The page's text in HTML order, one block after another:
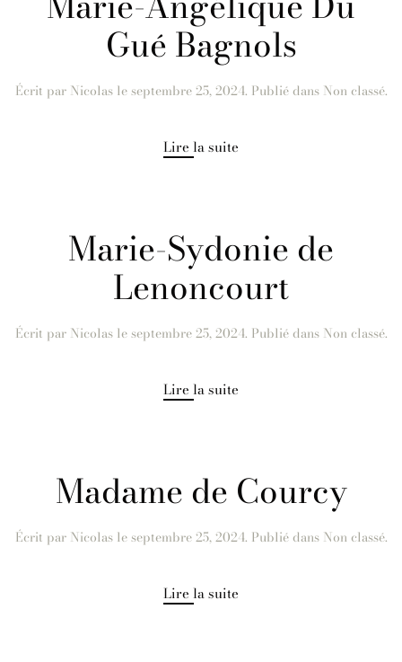
Gué Bagnols
Écrit par Nicolasleseptembre 25, 2024. Publié dans Non classé.
Lire la suite
Marie-Sydonie de
Lenoncourt
Écrit par Nicolasleseptembre 25, 2024. Publié dans Non classé.
Lire la suite
Madame de Courcy
Écrit par Nicolasleseptembre 25, 2024. Publié dans Non classé.
Lire la suite